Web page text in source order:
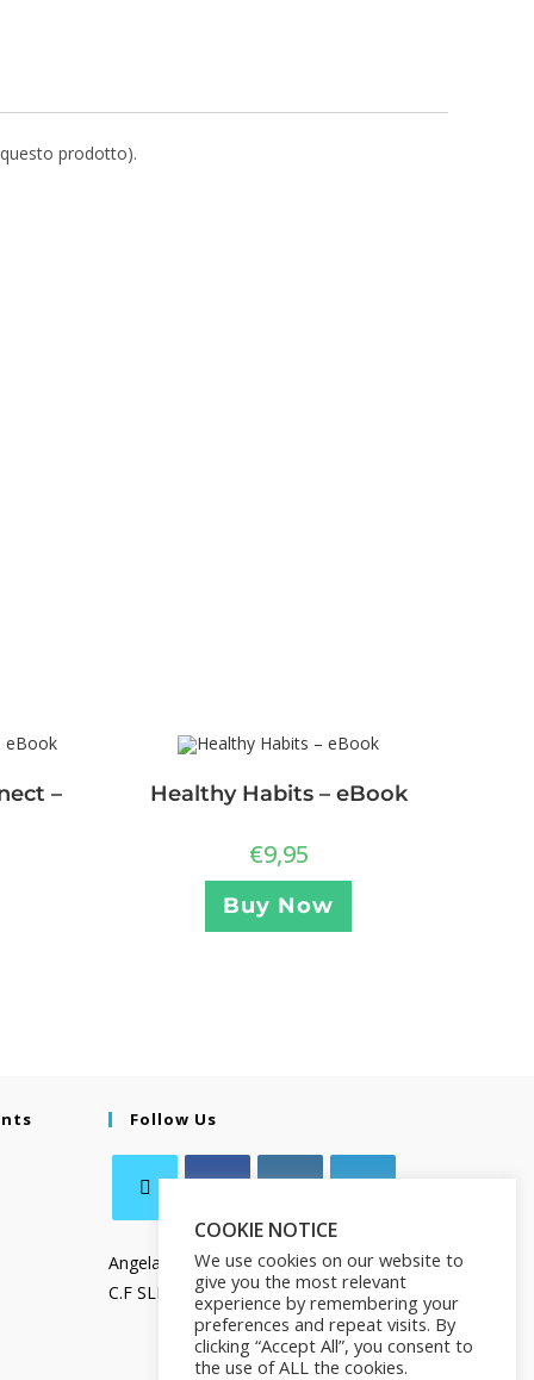
prodotto).
– Healthy Habits – eBook
€9,95
Buy Now
Follow Us
Angela Salamanca
C.F SLMNGL73T41Z133X
COOKIE NOTICE
We use cookies on our website to
give you the most relevant
experience by remembering your
preferences and repeat visits. By
clicking “Accept All”, you consent to
the use of ALL the cookies.